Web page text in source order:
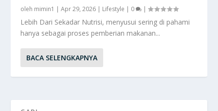
oleh mimin1 |Apr 29, 2026 | Lifestyle | 0 |
Lebih Dari Sekadar Nutrisi, menyusui sering di pahami
hanya sebagai proses pemberian makanan...
BACA SELENGKAPNYA